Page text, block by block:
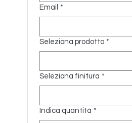
Email *
Seleziona prodotto *
Seleziona finitura *
Indica quantità *